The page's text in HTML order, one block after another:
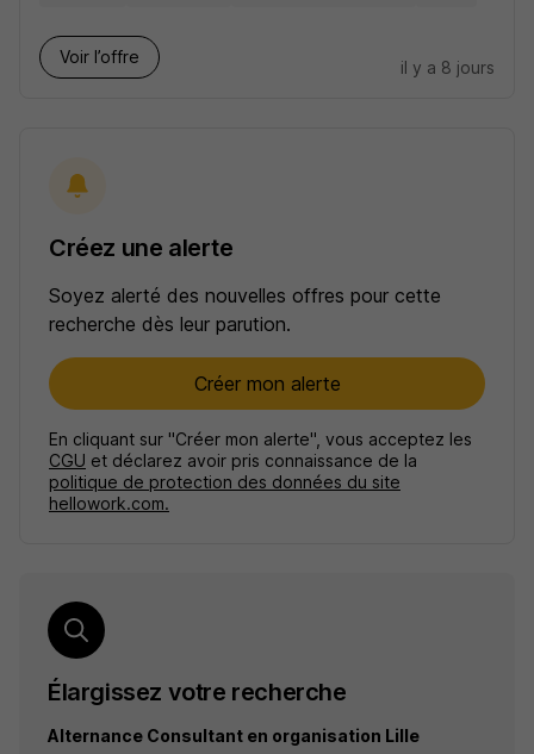
Voir l’offre
il y a 8 jours
Créez une alerte
Soyez alerté des nouvelles offres pour cette
recherche dès leur parution.
Créer mon alerte
En cliquant sur "Créer mon alerte", vous acceptez les
CGU et déclarez avoir pris connaissance de la
politique de protection des données du site
hellowork.com.
Élargissez votre recherche
Alternance Consultant en organisation Lille